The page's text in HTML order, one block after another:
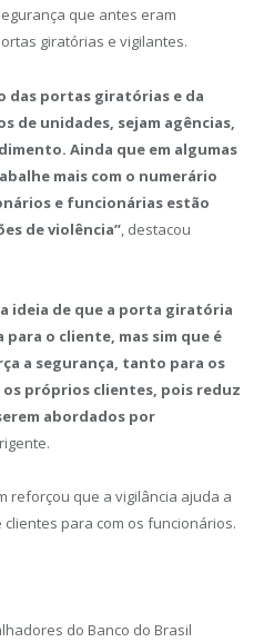
que antes eram
giratórias e vigilantes.
das portas giratórias e da
de unidades, sejam agências,
Ainda que em algumas
mais com o numerário
e funcionárias estão
de violência” , destacou
ideia de que a porta giratória
para o cliente, mas sim que é
a segurança, tanto para os
próprios clientes, pois reduz
abordados por
reforçou que a vigilância ajuda a
para com os funcionários.
do Banco do Brasil